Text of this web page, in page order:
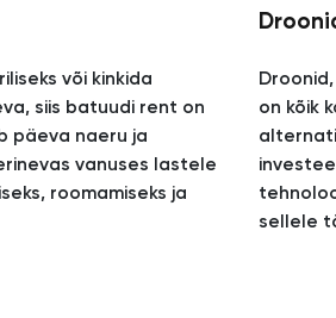
või kinkida
siis batuudi rent on
päeva naeru ja
vanuses lastele
roomamiseks ja
on kõik
sellele